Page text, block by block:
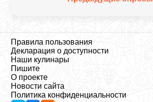
Правила пользования
Декларация о доступности
Наши кулинары
Пишите
О проекте
Новости сайта
Политика конфиденциальности